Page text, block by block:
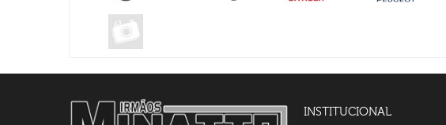
INSTITUCIONAL